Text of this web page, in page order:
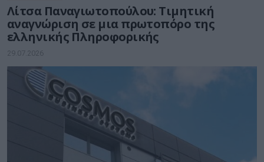
Λίτσα Παναγιωτοπούλου: Τιμητική
αναγνώριση σε μια πρωτοπόρο της
ελληνικής Πληροφορικής
29.07.2026